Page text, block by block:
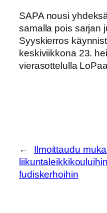
SAPA nousi
samalla pois sarjan
Syyskierros
keskiviikkona 23.
vierasottelulla
←
Ilmoittaudu
fudiskerhoihin